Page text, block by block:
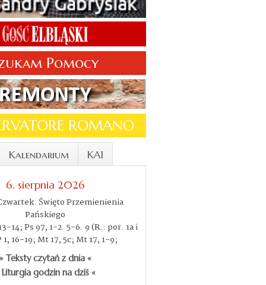
Pomocy
ROMANO
Kalendarium KAI
6. sierpnia 2026
Święto Przemienienia
Pańskiego
14; Ps 97, 1-2. 5-6. 9 (R.: por. 1a i
1, 16-19; Mt 17, 5c; Mt 17, 1-9;
Teksty czytań z dnia «
Liturgia godzin na dziś «